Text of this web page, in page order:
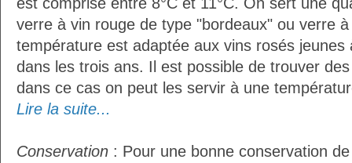
verre à vin rouge de type "bordeaux" ou verre
température est adaptée aux vins rosés jeunes
dans les trois ans. Il est possible de trouver
dans ce cas on peut les servir à une
Lire la suite...
Conservation : Pour une bonne conservation